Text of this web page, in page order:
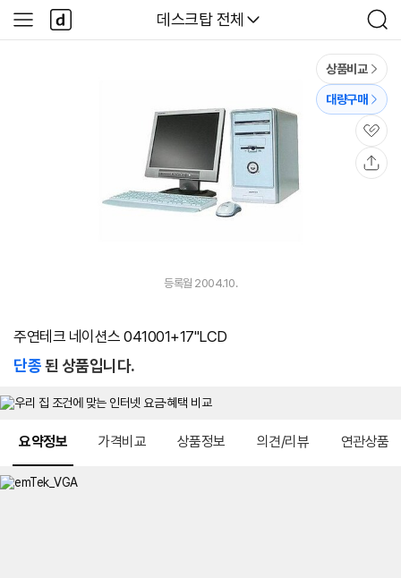
다나와
데스크탑 전체
검
색
사
이
다
나
와
상품비교
대량구매
관
심
등록월 2004.10.
주연테크 네이션스 041001+17"LCD
단종된 상품입니다.
요약정보 가격비교 상품정보 의견/리뷰 연관상품